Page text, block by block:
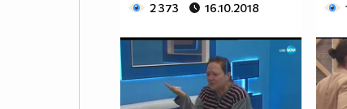
2 373 16.10.2018